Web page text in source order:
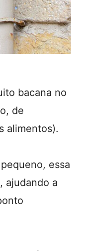
bacana no
de
alimentos).
essa
ajudando a